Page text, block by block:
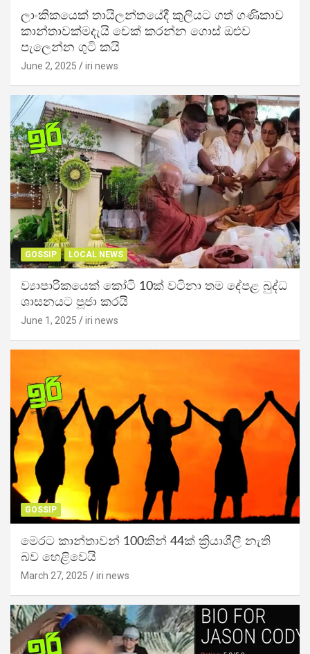
ලාංකිකයෙක් තායිලන්තයේදී කුලියට ගත් ගණිකාව
කාන්තාවක්මදැයි චෙක් කරන්න ගොස් ඔළුව
පැලෙන්න ගුටි කයි
June 2, 2025 iri news
GOSSIP LOCAL NEWS
ව්‍යාපාරිකයෙක් කෝටි 10ක් වටිනා තම දේපළ බුද්ධ
ශාසනයට පූජා කරයි
June 1, 2025 iri news
GOSSIP
මෙරට කාන්තාවන් 100කින් 44ක් ක්‍රියාශීලී නැති
බව හෙළිවෙයි
March 27, 2025 iri news